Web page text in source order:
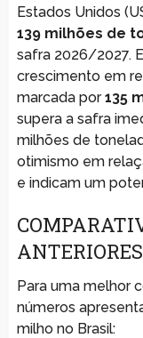
Estados Unidos
139 milhões de
safra 2026/2027.
crescimento em
marcada por135
supera a safra
milhões de
otimismo em
e indicam um
ANTERIORES
Para uma melhor
números
milho no Brasil: